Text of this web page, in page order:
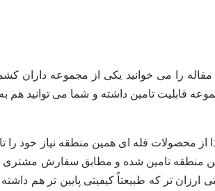
را می‌ خوانید یکی از مجموعه‌ داران
قابلیت تامین داشته و شما می‌
از محصولات فله‌ ای همین منطقه نیاز خود
همین منطقه تامین شده و مطابق سفارش
تر که طبیعتاً کیفیتی پایین‌ تر هم